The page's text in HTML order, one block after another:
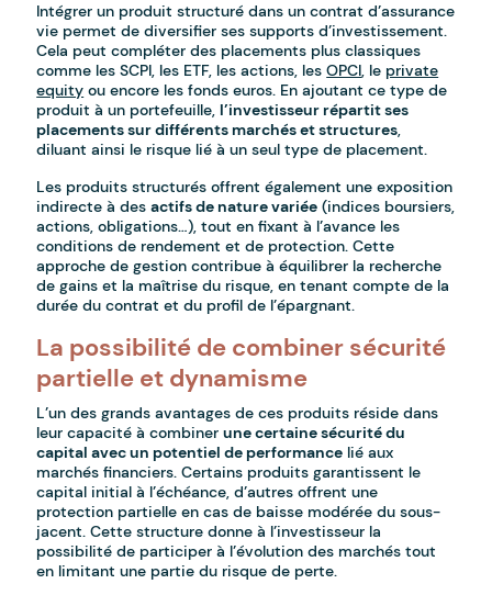
Intégrer un produit structuré dans un contrat d’assurance
vie permet de diversifier ses supports d’investissement.
Cela peut compléter des placements plus classiques
comme les SCPI, les ETF, les actions, lesOPCI, le private
equity ou encore les fonds euros. En ajoutant ce type de
produit à un portefeuille,l’investisseur répartit ses
placements sur différents marchés et structures,
diluant ainsi le risque lié à un seul type de placement.
Les produits structurés offrent également une exposition
indirecte à desactifs de nature variée (indices boursiers,
actions, obligations…), tout en fixant à l’avance les
conditions de rendement et de protection. Cette
approche de gestion contribue à équilibrer la recherche
de gains et la maîtrise du risque, en tenant compte de la
durée du contrat et du profil de l’épargnant.
La possibilité de combiner sécurité
partielle et dynamisme
L’un des grands avantages de ces produits réside dans
leur capacité à combinerune certaine sécurité du
capital avec un potentiel de performance lié aux
marchés financiers. Certains produits garantissent le
capital initial à l’échéance, d’autres offrent une
protection partielle en cas de baisse modérée du sous-
jacent. Cette structure donne à l’investisseur la
possibilité de participer à l’évolution des marchés tout
en limitant une partie du risque de perte.